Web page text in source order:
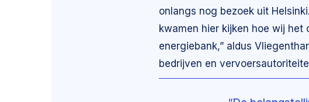
onlangs nog bezoek uit
kwamen hier kijken hoe wij het
energiebank,” aldus
bedrijven en